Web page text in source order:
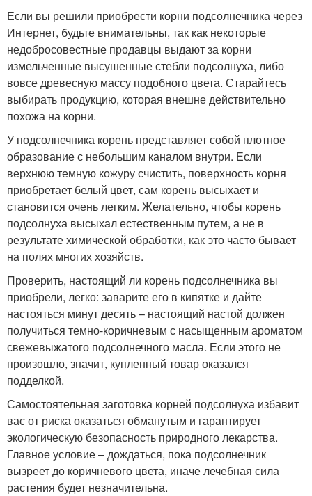
Если вы решили приобрести корни подсолнечника через
Интернет, будьте внимательны, так как некоторые
недобросовестные продавцы выдают за корни
измельченные высушенные стебли подсолнуха, либо
вовсе древесную массу подобного цвета. Старайтесь
выбирать продукцию, которая внешне действительно
похожа на корни.
У подсолнечника корень представляет собой плотное
образование с небольшим каналом внутри. Если
верхнюю темную кожуру счистить, поверхность корня
приобретает белый цвет, сам корень высыхает и
становится очень легким. Желательно, чтобы корень
подсолнуха высыхал естественным путем, а не в
результате химической обработки, как это часто бывает
на полях многих хозяйств.
Проверить, настоящий ли корень подсолнечника вы
приобрели, легко: заварите его в кипятке и дайте
настояться минут десять – настоящий настой должен
получиться темно-коричневым с насыщенным ароматом
свежевыжатого подсолнечного масла. Если этого не
произошло, значит, купленный товар оказался
подделкой.
Самостоятельная заготовка корней подсолнуха избавит
вас от риска оказаться обманутым и гарантирует
экологическую безопасность природного лекарства.
Главное условие – дождаться, пока подсолнечник
вызреет до коричневого цвета, иначе лечебная сила
растения будет незначительна.